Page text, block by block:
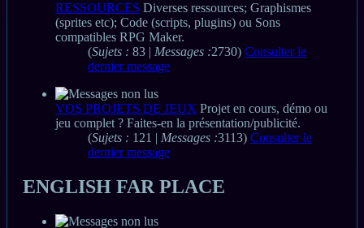
RESSOURCES Diverses ressources; Graphismes
(sprites etc); Code (scripts, plugins) ou Sons
compatibles RPG Maker.
(Sujets : 83 | Messages :2730) Consulter le
dernier message
VOS PROJETS DE JEUX Projet en cours, démo ou
jeu complet ? Faites-en la présentation/publicité.
(Sujets : 121 | Messages :3113) Consulter le
dernier message
ENGLISH FAR PLACE